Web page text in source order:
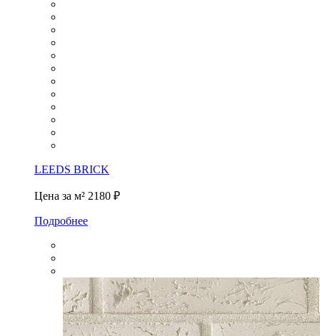
LEEDS BRICK
Цена за м² 2180 ₽
Подробнее